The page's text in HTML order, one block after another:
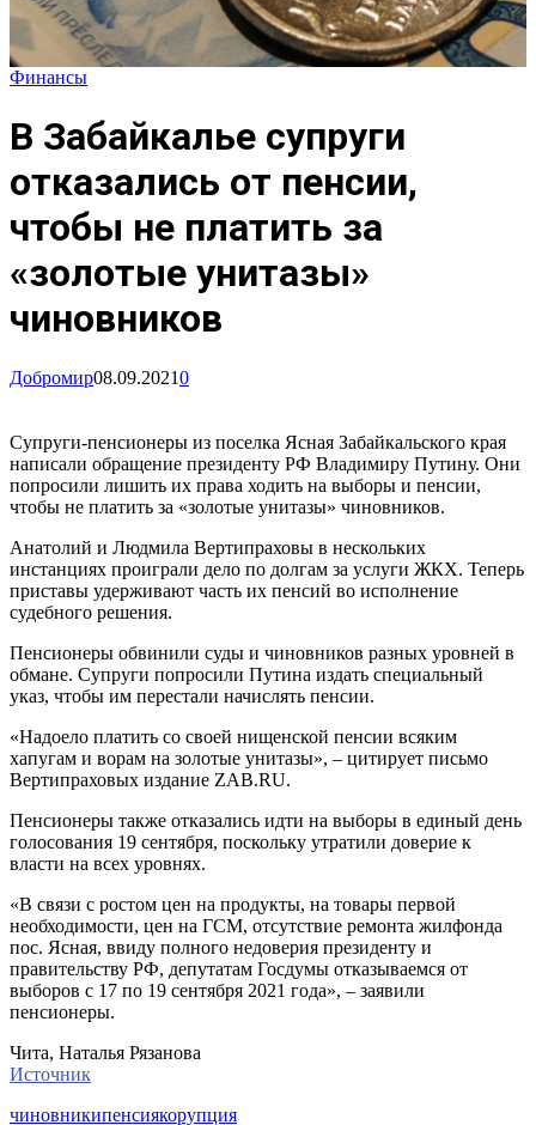
Финансы
В Забайкалье супруги
отказались от пенсии,
чтобы не платить за
«золотые унитазы»
чиновников
Добромир08.09.20210
Супруги-пенсионеры из поселка Ясная Забайкальского края
написали обращение президенту РФ Владимиру Путину. Они
попросили лишить их права ходить на выборы и пенсии,
чтобы не платить за «золотые унитазы» чиновников.
Анатолий и Людмила Вертипраховы в нескольких
инстанциях проиграли дело по долгам за услуги ЖКХ. Теперь
приставы удерживают часть их пенсий во исполнение
судебного решения.
Пенсионеры обвинили суды и чиновников разных уровней в
обмане. Супруги попросили Путина издать специальный
указ, чтобы им перестали начислять пенсии.
«Надоело платить со своей нищенской пенсии всяким
хапугам и ворам на золотые унитазы», – цитирует письмо
Вертипраховых издание ZAB.RU.
Пенсионеры также отказались идти на выборы в единый день
голосования 19 сентября, поскольку утратили доверие к
власти на всех уровнях.
«В связи с ростом цен на продукты, на товары первой
необходимости, цен на ГСМ, отсутствие ремонта жилфонда
пос. Ясная, ввиду полного недоверия президенту и
правительству РФ, депутатам Госдумы отказываемся от
выборов с 17 по 19 сентября 2021 года», – заявили
пенсионеры.
Чита, Наталья Рязанова
Источник
чиновникипенсиякорупция